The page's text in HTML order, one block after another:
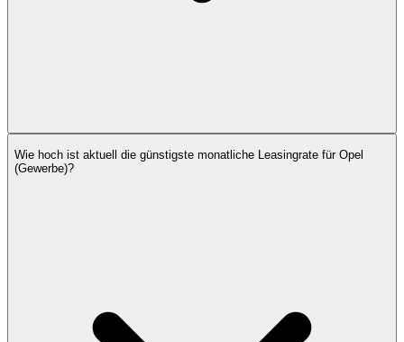
Wie hoch ist aktuell die günstigste monatliche Leasingrate für Opel
(Gewerbe)?